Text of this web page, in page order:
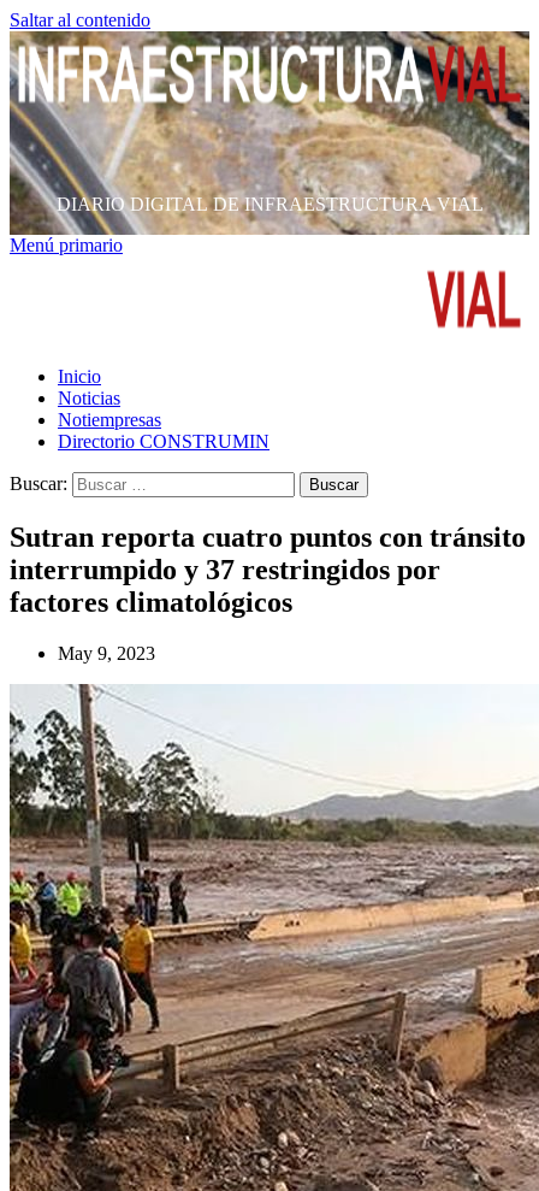
Saltar al contenido
DIARIO DIGITAL DE INFRAESTRUCTURA VIAL
Menú primario
Inicio
Noticias
Notiempresas
Directorio CONSTRUMIN
Buscar:
Sutran reporta cuatro puntos con tránsito
interrumpido y 37 restringidos por
factores climatológicos
May 9, 2023